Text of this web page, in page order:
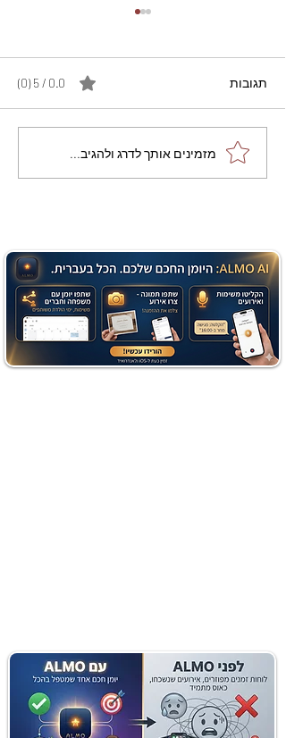
מתכון מנצח עוגת מייפל
שוקולד בחושה וקלה - זיוה
תגובות 0.0 / 5 ‏(0)
מזמינים אותך לדרג ולהגיב...